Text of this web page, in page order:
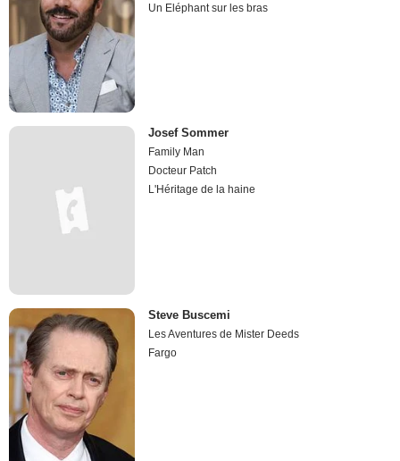
Un Eléphant sur les bras
Josef Sommer
Family Man
Docteur Patch
L'Héritage de la haine
Steve Buscemi
Les Aventures de Mister Deeds
Fargo